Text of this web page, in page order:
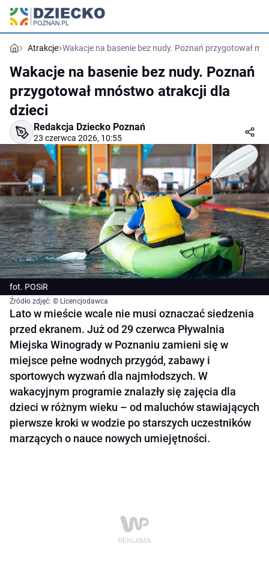
Atrakcje Wakacje na basenie bez nudy. Poznań przygotował
Wakacje na basenie bez nudy. Poznań
przygotował mnóstwo atrakcji dla
dzieci
Redakcja Dziecko Poznań
23 czerwca 2026, 10:55
fot. POSiR
Źródło zdjęć: © Licencjodawca
Lato w mieście wcale nie musi oznaczać siedzenia
przed ekranem. Już od 29 czerwca Pływalnia
Miejska Winogrady w Poznaniu zamieni się w
miejsce pełne wodnych przygód, zabawy i
sportowych wyzwań dla najmłodszych. W
wakacyjnym programie znalazły się zajęcia dla
dzieci w różnym wieku – od maluchów stawiających
pierwsze kroki w wodzie po starszych uczestników
marzących o nauce nowych umiejętności.